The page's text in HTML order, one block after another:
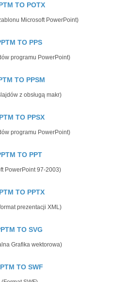
TO POTX
Microsoft PowerPoint)
TO PPS
programu PowerPoint)
TO PPSM
z obsługą makr)
TO PPSX
programu PowerPoint)
TO PPT
PowerPoint 97-2003)
TO PPTX
prezentacji XML)
TO SVG
Grafika wektorowa)
TO SWF